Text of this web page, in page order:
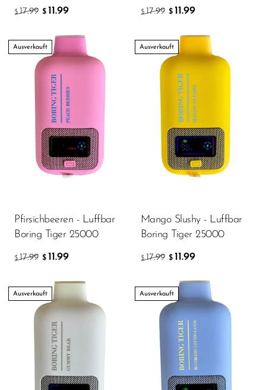
$ 17.99 $ 11.99 $ 17.99 $ 11.99
Ausverkauft
Pfirsichbeeren - Luffbar
Boring Tiger 25000
$ 17.99 $ 11.99
Ausverkauft
Mango Slushy - Luffbar
Boring Tiger 25000
$ 17.99 $ 11.99
Ausverkauft Ausverkauft